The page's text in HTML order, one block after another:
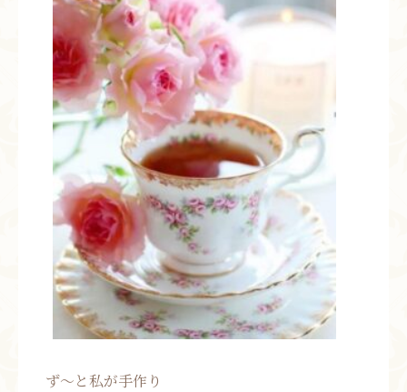
ず～と私が手作り